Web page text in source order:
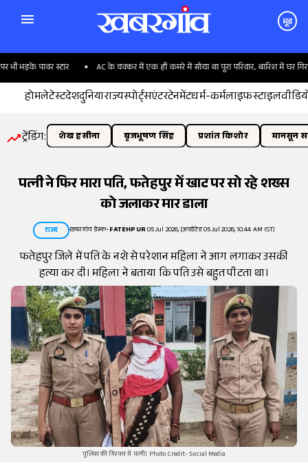
मूड
पावर स्टार AC के चक्कर में एक ही कमरे में सोया था पूरा परिवार, बारिश में घर गिरा; 6
होमलेटेस्टदेशदुनियाराज्यस्पोर्ट्सएंटरटेनमेंटधर्म-कर्मलाइफस्टाइल
ट्रेंडिंग: शेख हसीना बृजभूषण सिंह प्रशांत किशोर मानसून
पत्नी ने फिर मारा पति, फतेहपुर में खाट पर सो रहे शख्स
को जलाकर मार डाला
राज्य खबरगांव डेस्क•FATEHPUR05 Jul 2026, (अपडेटेड 05 Jul 2026, 10:44 AM IST)
फतेहपुर जिले में पति के नशे से परेशान महिला ने आग लगाकर उसकी
हत्या कर दी। महिला ने बताया कि पति उसे बहुत पीटता था।
पुलिस की गिरफ्त में पत्नी। Photo Credit- Social Media